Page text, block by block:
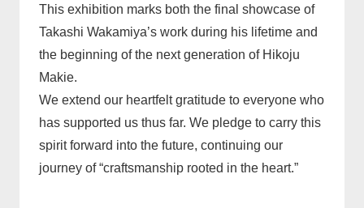
This exhibition marks both the final showcase of
Takashi Wakamiya’s work during his lifetime and
the beginning of the next generation of Hikoju
Makie.
We extend our heartfelt gratitude to everyone who
has supported us thus far. We pledge to carry this
spirit forward into the future, continuing our
journey of “craftsmanship rooted in the heart.”